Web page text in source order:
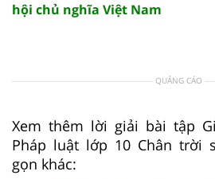
hội chủ nghĩa Việt Nam
QUẢNG CÁO
Xem thêm lời giải bài tập
Pháp luật lớp 10 Chân trời
gọn khác: